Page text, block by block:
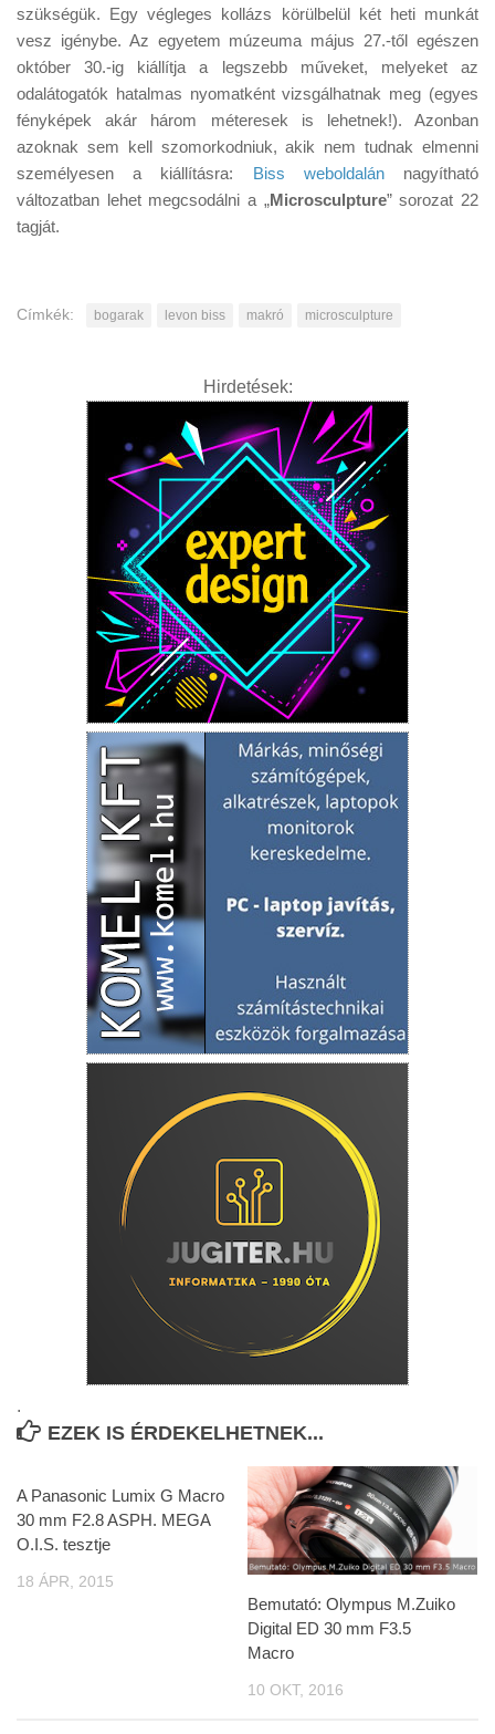
szükségük. Egy végleges kollázs körülbelül két heti munkát
vesz igénybe. Az egyetem múzeuma május 27.-től egészen
október 30.-ig kiállítja a legszebb műveket, melyeket az
odalátogatók hatalmas nyomatként vizsgálhatnak meg (egyes
fényképek akár három méteresek is lehetnek!). Azonban
azoknak sem kell szomorkodniuk, akik nem tudnak elmenni
személyesen a kiállításra: Biss weboldalánnagyítható
változatban lehet megcsodálni a „Microsculpture” sorozat 22
tagját.
Címkék: bogarak levon biss makró microsculpture
Hirdetések:
.
EZEK IS ÉRDEKELHETNEK...
A Panasonic Lumix G Macro
30 mm F2.8 ASPH. MEGA
O.I.S. tesztje
18 ÁPR, 2015
Bemutató: Olympus M.Zuiko
Digital ED 30 mm F3.5
Macro
10 OKT, 2016